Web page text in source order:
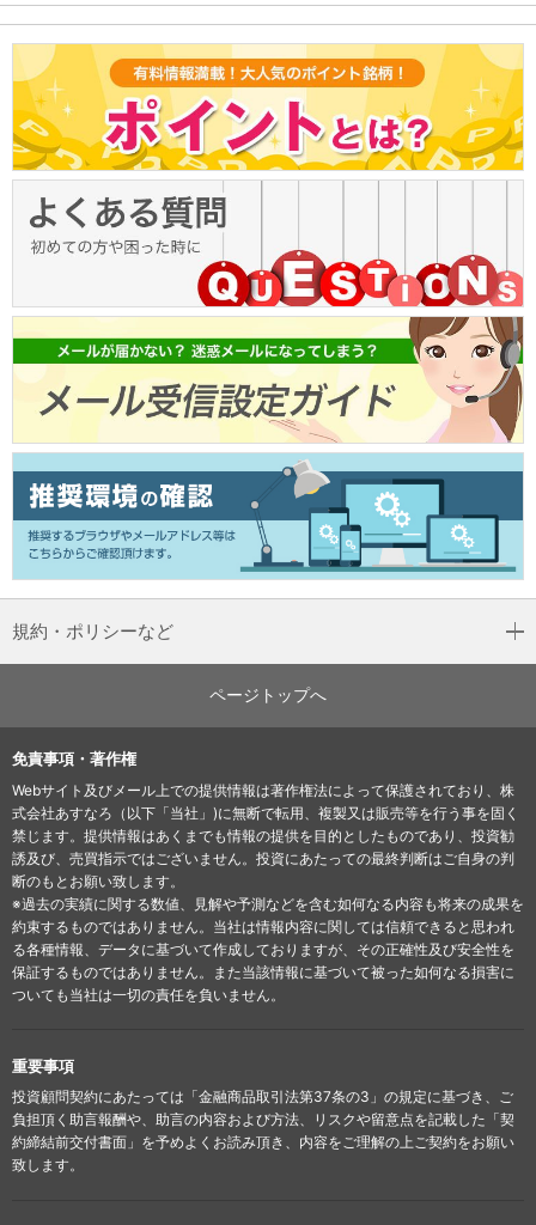
規約・ポリシーなど
ページトップへ
免責事項・著作権
Webサイト及びメール上での提供情報は著作権法によって保護されており、株
式会社あすなろ（以下「当社」)に無断で転用、複製又は販売等を行う事を固く
禁じます。提供情報はあくまでも情報の提供を目的としたものであり、投資勧
誘及び、売買指示ではございません。投資にあたっての最終判断はご自身の判
断のもとお願い致します。
※過去の実績に関する数値、見解や予測などを含む如何なる内容も将来の成果を
約束するものではありません。当社は情報内容に関しては信頼できると思われ
る各種情報、データに基づいて作成しておりますが、その正確性及び安全性を
保証するものではありません。また当該情報に基づいて被った如何なる損害に
ついても当社は一切の責任を負いません。
重要事項
投資顧問契約にあたっては「金融商品取引法第37条の3」の規定に基づき、ご
負担頂く助言報酬や、助言の内容および方法、リスクや留意点を記載した「契
約締結前交付書面」を予めよくお読み頂き、内容をご理解の上ご契約をお願い
致します。